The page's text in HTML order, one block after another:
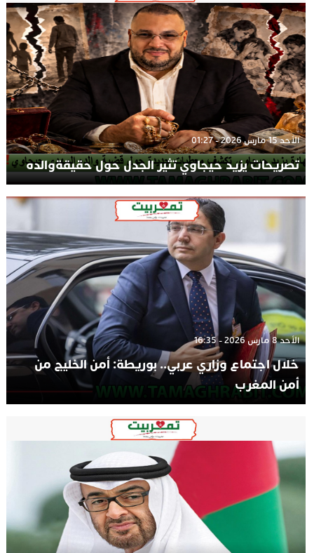
الأحد 15 مارس 2026 - 01:27
تصريحات يزيد حيجاوي تثير الجدل حول حقيقةوالده
الأحد 8 مارس 2026 - 16:35
خلال اجتماع وزاري عربي.. بوريطة: أمن الخليج من
أمن المغرب